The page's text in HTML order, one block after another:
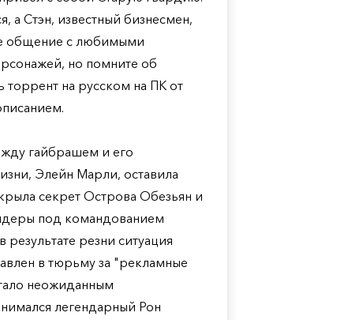
а Стэн, известный бизнесмен,
общение с любимыми
но помните об
торрент на русском на ПК от
гайбрашем и его
Элейн Марли, оставила
секрет Острова Обезьян и
под командованием
резни ситуация
в тюрьму за "рекламные
неожиданным
легендарный Рон